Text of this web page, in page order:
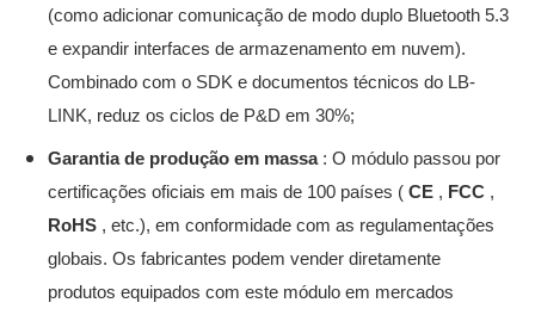
(como adicionar comunicação de modo duplo Bluetooth 5.3
e expandir interfaces de armazenamento em nuvem).
Combinado com o SDK e documentos técnicos do LB-
LINK, reduz os ciclos de P&D em 30%;
Garantia de produção em massa : O módulo passou por
certificações oficiais em mais de 100 países ( CE , FCC ,
RoHS , etc.), em conformidade com as regulamentações
globais. Os fabricantes podem vender diretamente
produtos equipados com este módulo em mercados